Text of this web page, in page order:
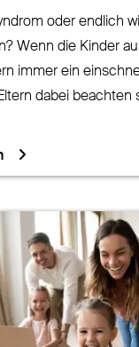
oder endlich
Wenn die Kinder
immer ein
dabei beachten